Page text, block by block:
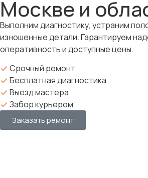
Москве и
Выполним диагностику, устраним
изношенные детали. Гарантируем
оперативность и доступные цены.
Срочный ремонт
Бесплатная диагностика
Выезд мастера
Забор курьером
Заказать ремонт